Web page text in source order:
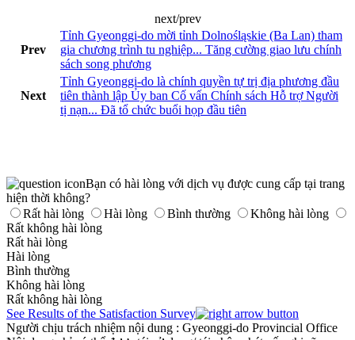
next/prev
Prev
Tỉnh Gyeonggi-do mời tỉnh Dolnośląskie (Ba Lan) tham
gia chương trình tu nghiệp... Tăng cường giao lưu chính
sách song phương
Next
Tỉnh Gyeonggi-do là chính quyền tự trị địa phương đầu
tiên thành lập Ủy ban Cố vấn Chính sách Hỗ trợ Người
tị nạn... Đã tổ chức buổi họp đầu tiên
Bạn có hài lòng với dịch vụ được cung cấp tại trang
hiện thời không?
Rất hài lòng
Hài lòng Bình thường
Không hài lòng
Rất không hài lòng
Rất hài lòng
Hài lòng
Bình thường
Không hài lòng
Rất không hài lòng
See Results of the Satisfaction Survey
Người chịu trách nhiệm nội dung : Gyeonggi-do Provincial Office